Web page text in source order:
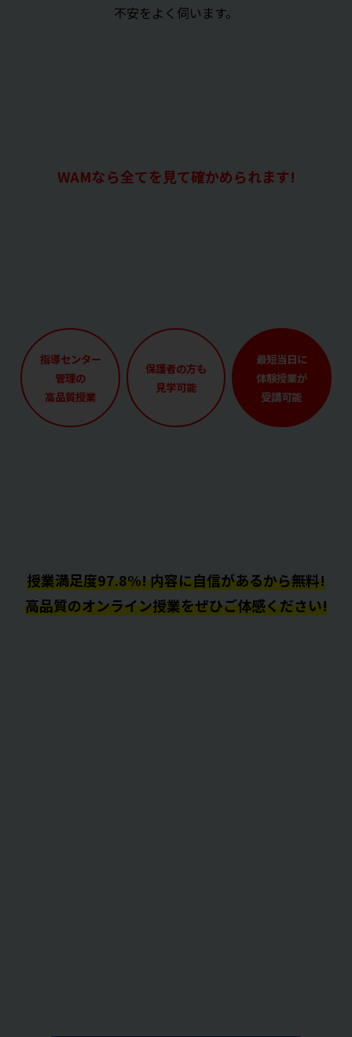
不安をよく伺います。
WAMなら全てを見て確かめられます!
指導センター
管理の
高品質授業
保護者の方も
見学可能
最短当日に
体験授業が
受講可能
授業満足度97.8%! 内容に自信があるから無料!
高品質のオンライン授業をぜひご体感ください!